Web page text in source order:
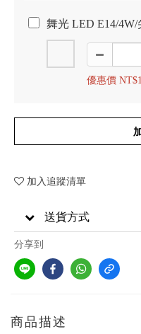
舞光 LED E14/
優惠價
加入追蹤清單
送貨方式
分享到
商品描述